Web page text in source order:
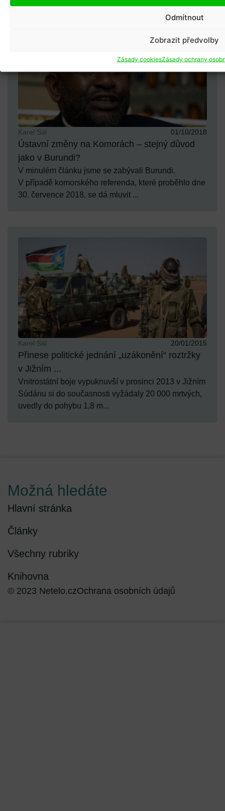
Odmítnout
Zobrazit předvolby
Zásady cookiesZásady ochrany
Karel Sál 01/10/2018
Ústavní změny na Komorách – stejný důvod
jako v Burundi?
V minulém článku jsme se zabývali Burundi.
V případě komorského referenda, které proběhlo dne
30. července 2018, se dá mluvit ...
Karel Sál 20/01/2015
Přinese politické jednání „uzákonění“ roztržky
v Jižním ...
Vnitrostátní boje vypuknuvší v prosinci 2013 v Jižním
Súdánu si do současnosti vyžádaly 20 000 mrtvých,
uvedly do pohybu 1,8 m...
Možná hledáte
Hlavní stránka
Články
Všechny rubriky
Knihovna
© 2023 Netelo.czOchrana osobních údajů